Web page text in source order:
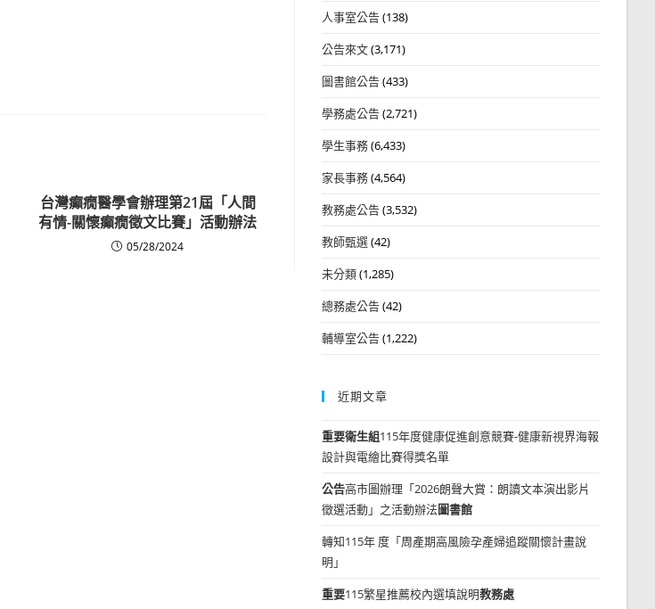
台灣癲癇醫學會辦理第21屆「人間
有情-關懷癲癇徵文比賽」活動辦法
05/28/2024
人事室公告(138)
公告來文(3,171)
圖書館公告(433)
學務處公告(2,721)
學生事務(6,433)
家長事務(4,564)
教務處公告(3,532)
教師甄選(42)
未分類(1,285)
總務處公告(42)
輔導室公告(1,222)
近期文章
重要衛生組115年度健康促進創意競賽-健康新視界海報
設計與電繪比賽得獎名單
公告高市圖辦理「2026朗聲大賞：朗讀文本演出影片
徵選活動」之活動辦法圖書館
轉知115年 度「周產期高風險孕產婦追蹤關懷計畫說
明」
重要115繁星推薦校內選填說明教務處